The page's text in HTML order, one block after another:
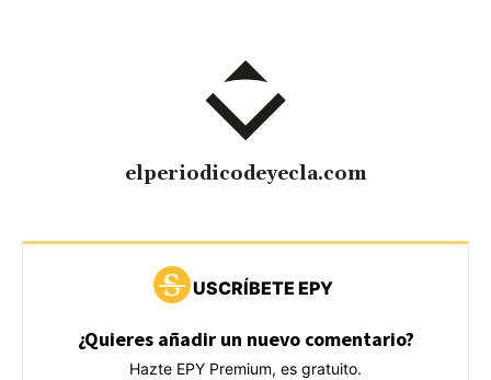
elperiodicodeyecla.com
USCRÍBETE EPY
¿Quieres añadir un nuevo comentario?
Hazte EPY Premium, es gratuito.